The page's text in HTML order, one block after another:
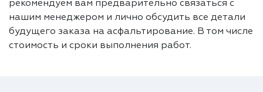
рекомендуем вам предварительно связаться с
нашим менеджером и лично обсудить все детали
будущего заказа на асфальтирование. В том числе
стоимость и сроки выполнения работ.